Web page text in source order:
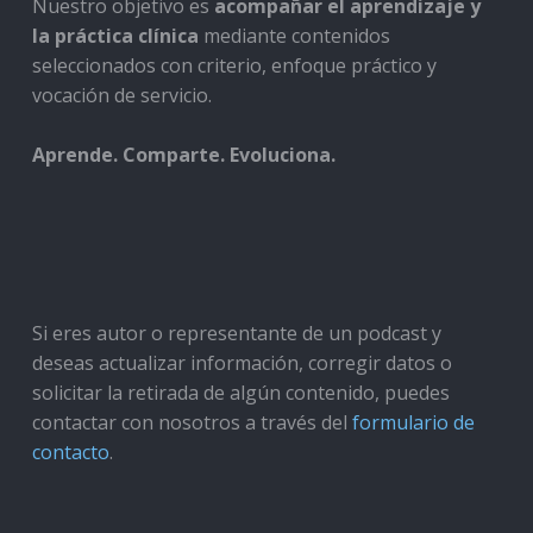
Nuestro objetivo es acompañar el aprendizaje y
la práctica clínica mediante contenidos
seleccionados con criterio, enfoque práctico y
vocación de servicio.
Aprende. Comparte. Evoluciona.
Si eres autor o representante de un podcast y
deseas actualizar información, corregir datos o
solicitar la retirada de algún contenido, puedes
contactar con nosotros a través del formulario de
contacto.